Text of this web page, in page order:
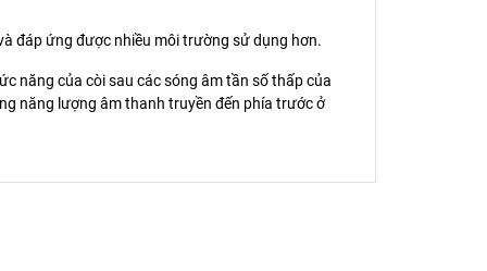
đáp ứng được nhiều môi trường sử dụng hơn.
năng của còi sau các sóng âm tần số thấp của
năng lượng âm thanh truyền đến phía trước ở